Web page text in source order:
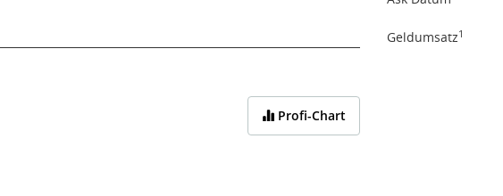
Profi-Chart
Geldumsatz1